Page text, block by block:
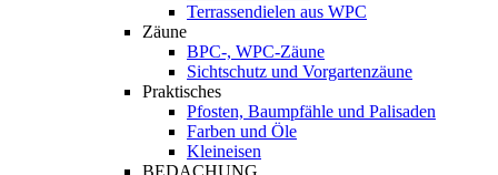
Terrassendielen aus WPC
Zäune
BPC-, WPC-Zäune
Sichtschutz und Vorgartenzäune
Praktisches
Pfosten, Baumpfähle und Palisaden
Farben und Öle
Kleineisen
BEDACHUNG